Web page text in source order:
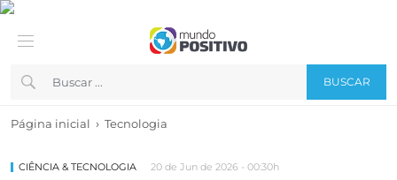
BUSCAR
Página inicial › Tecnologia
CIÊNCIA & TECNOLOGIA 20 de Jun de 2026 - 00:30h